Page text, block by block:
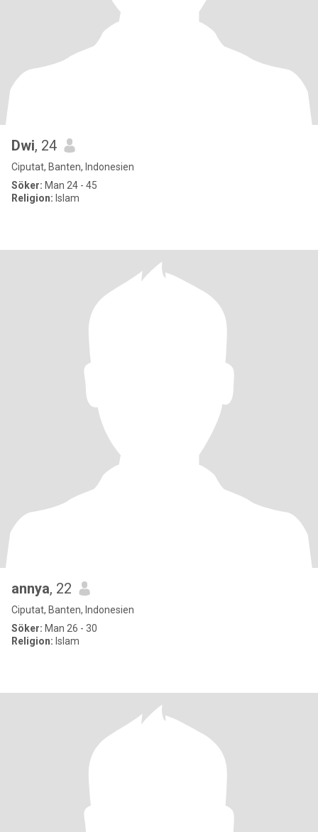
Dwi, 24
Ciputat, Banten, Indonesien
Söker: Man 24 - 45
Religion: Islam
annya, 22
Ciputat, Banten, Indonesien
Söker: Man 26 - 30
Religion: Islam